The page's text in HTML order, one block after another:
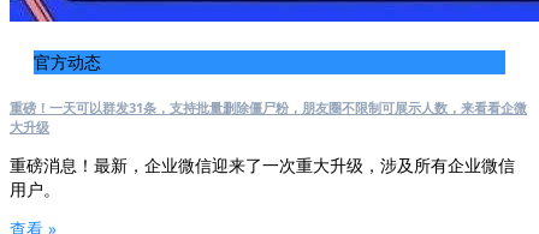
官方动态
重磅！一天可以群发31条，支持批量删除僵尸粉，朋友圈不限制可展示人数，来看看企微
大升级
重磅消息！最新，企业微信迎来了一次重大升级，涉及所有企业微信
用户。
查看 »